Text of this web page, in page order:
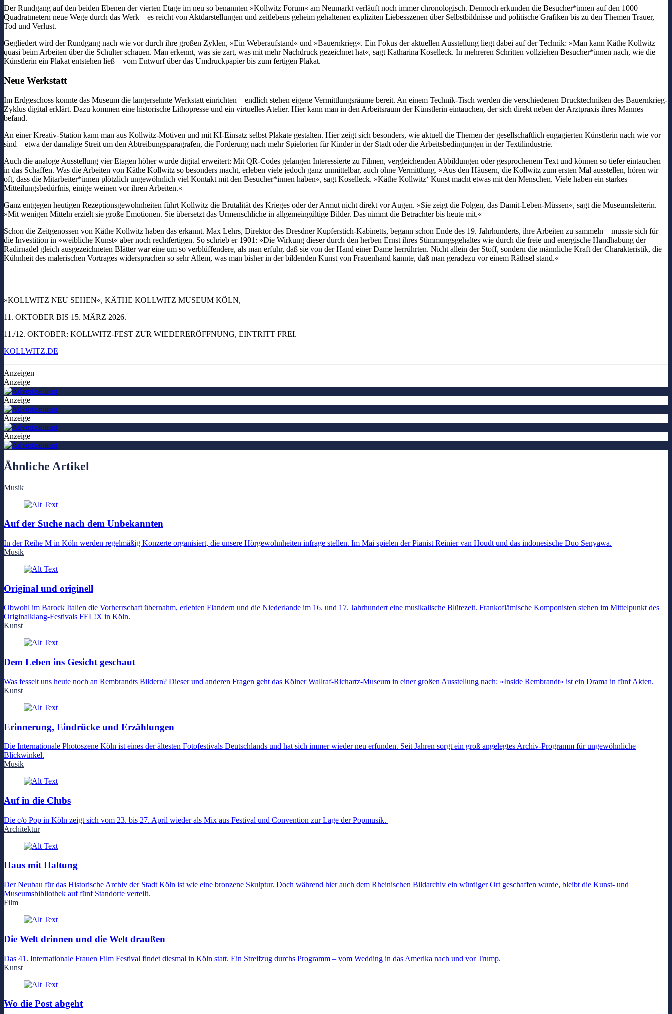
Der Rundgang auf den beiden Ebenen der vierten Etage im neu so benannten »Kollwitz Forum« am Neumarkt verläuft noch immer chronologisch. Dennoch erkunden die Besucher*innen auf den 1000
Quadratmetern neue Wege durch das Werk – es reicht von Aktdarstellungen und zeitlebens geheim gehaltenen expliziten Liebesszenen über Selbstbildnisse und politische Grafiken bis zu den Themen Trauer,
Tod und Verlust.
Gegliedert wird der Rundgang nach wie vor durch ihre großen Zyklen, »Ein Weberaufstand« und »Bauernkrieg«. Ein Fokus der aktuellen Ausstellung liegt dabei auf der Technik: »Man kann Käthe Kollwitz
quasi beim Arbeiten über die Schulter schauen. Man erkennt, was sie zart, was mit mehr Nachdruck gezeichnet hat«, sagt Katharina Koselleck. In mehreren Schritten vollziehen Besucher*innen nach, wie die
Künstlerin ein Plakat entstehen ließ – vom Entwurf über das Umdruckpapier bis zum fertigen Plakat.
Neue Werkstatt
Im Erdgeschoss konnte das Museum die langersehnte Werkstatt einrichten – endlich stehen eigene Vermittlungsräume bereit. An einem Technik-Tisch werden die verschiedenen Drucktechniken des Bauernkrieg-
Zyklus digital erklärt. Dazu kommen eine historische Lithopresse und ein virtuelles Atelier. Hier kann man in den Arbeitsraum der Künstlerin eintauchen, der sich direkt neben der Arztpraxis ihres Mannes
befand.
An einer Kreativ-Station kann man aus Kollwitz-Motiven und mit KI-Einsatz selbst Plakate gestalten. Hier zeigt sich besonders, wie aktuell die Themen der gesellschaftlich engagierten Künstlerin nach wie vor
sind – etwa der damalige Streit um den Abtreibungsparagrafen, die Forderung nach mehr Spielorten für Kinder in der Stadt oder die Arbeitsbedingungen in der Textilindustrie.
Auch die analoge Ausstellung vier Etagen höher wurde digital erweitert: Mit QR-Codes gelangen Interessierte zu Filmen, vergleichenden Abbildungen oder gesprochenem Text und können so tiefer eintauchen
in das Schaffen. Was die Arbeiten von Käthe Kollwitz so besonders macht, erleben viele jedoch ganz unmittelbar, auch ohne Vermittlung. »Aus den Häusern, die Kollwitz zum ersten Mal ausstellen, hören wir
oft, dass die Mitarbeiter*innen plötzlich ungewöhnlich viel Kontakt mit den Besucher*innen haben«, sagt Koselleck. »Käthe Kollwitz‘ Kunst macht etwas mit den Menschen. Viele haben ein starkes
Mitteilungsbedürfnis, einige weinen vor ihren Arbeiten.«
Ganz entgegen heutigen Rezeptionsgewohnheiten führt Kollwitz die Brutalität des Krieges oder der Armut nicht direkt vor Augen. »Sie zeigt die Folgen, das Damit-Leben-Müssen«, sagt die Museumsleiterin.
»Mit wenigen Mitteln erzielt sie große Emotionen. Sie übersetzt das Urmenschliche in allgemeingültige Bilder. Das nimmt die Betrachter bis heute mit.«
Schon die Zeitgenossen von Käthe Kollwitz haben das erkannt. Max Lehrs, Direktor des Dresdner Kupferstich-Kabinetts, begann schon Ende des 19. Jahrhunderts, ihre Arbeiten zu sammeln – musste sich für
die Investition in »weibliche Kunst« aber noch rechtfertigen. So schrieb er 1901: »Die Wirkung dieser durch den herben Ernst ihres Stimmungsgehaltes wie durch die freie und energische Handhabung der
Radirnadel gleich ausgezeichneten Blätter war eine um so verblüffendere, als man erfuhr, daß sie von der Hand einer Dame herrührten. Nicht allein der Stoff, sondern die männliche Kraft der Charakteristik, die
Kühnheit des malerischen Vortrages widersprachen so sehr Allem, was man bisher in der bildenden Kunst von Frauenhand kannte, daß man geradezu vor einem Räthsel stand.«
»KOLLWITZ NEU SEHEN«, KÄTHE KOLLWITZ MUSEUM KÖLN,
11. OKTOBER BIS 15. MÄRZ 2026.
11./12. OKTOBER: KOLLWITZ-FEST ZUR WIEDERERÖFFNUNG, EINTRITT FREI.
KOLLWITZ.DE
Anzeigen
Anzeige
Anzeige
Anzeige
Anzeige
Ähnliche Artikel
Musik
Auf der Suche nach dem Unbekannten
In der Reihe M in Köln werden regelmäßig Konzerte organisiert, die unsere Hörgewohnheiten infrage stellen. Im Mai spielen der Pianist Reinier van Houdt und das indonesische Duo Senyawa.
Musik
Original und originell
Obwohl im Barock Italien die Vorherrschaft übernahm, erlebten Flandern und die Niederlande im 16. und 17. Jahrhundert eine musikalische Blütezeit. Frankoflämische Komponisten stehen im Mittelpunkt des
Originalklang-Festivals FEL!X in Köln.
Kunst
Dem Leben ins Gesicht geschaut
Was fesselt uns heute noch an Rembrandts Bildern? Dieser und anderen Fragen geht das Kölner Wallraf-Richartz-Museum in einer großen Ausstellung nach: »Inside Rembrandt« ist ein Drama in fünf Akten.
Kunst
Erinnerung, Eindrücke und Erzählungen
Die Internationale Photoszene Köln ist eines der ältesten Fotofestivals Deutschlands und hat sich immer wieder neu erfunden. Seit Jahren sorgt ein groß angelegtes Archiv-Programm für ungewöhnliche
Blickwinkel.
Musik
Auf in die Clubs
Die c/o Pop in Köln zeigt sich vom 23. bis 27. April wieder als Mix aus Festival und Convention zur Lage der Popmusik.
Architektur
Haus mit Haltung
Der Neubau für das Historische Archiv der Stadt Köln ist wie eine bronzene Skulptur. Doch während hier auch dem Rheinischen Bildarchiv ein würdiger Ort geschaffen wurde, bleibt die Kunst- und
Museumsbibliothek auf fünf Standorte verteilt.
Film
Die Welt drinnen und die Welt draußen
Das 41. Internationale Frauen Film Festival findet diesmal in Köln statt. Ein Streifzug durchs Programm – vom Wedding in das Amerika nach und vor Trump.
Kunst
Wo die Post abgeht